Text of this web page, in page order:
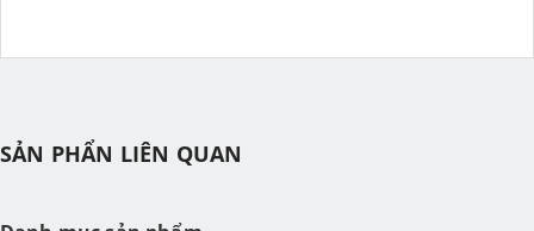
SẢN PHẨN LIÊN QUAN